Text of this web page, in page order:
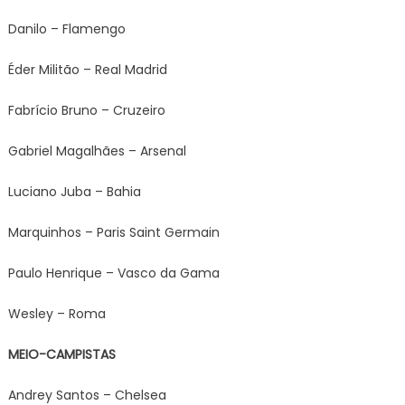
Danilo – Flamengo
Éder Militão – Real Madrid
Fabrício Bruno – Cruzeiro
Gabriel Magalhães – Arsenal
Luciano Juba – Bahia
Marquinhos – Paris Saint Germain
Paulo Henrique – Vasco da Gama
Wesley – Roma
MEIO-CAMPISTAS
Andrey Santos – Chelsea